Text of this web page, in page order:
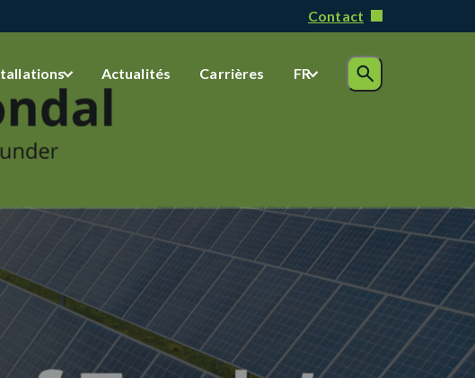
Contact
Actualités Carrières FR